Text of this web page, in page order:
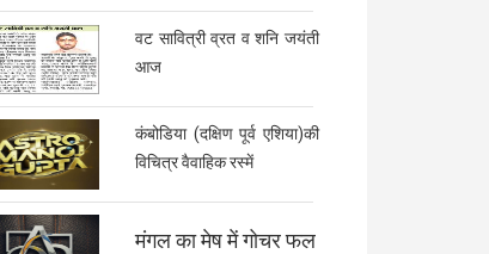
वट सावित्री व्रत व शनि जयंती
आज
कंबोडिया (दक्षिण पूर्व एशिया)की
विचित्र वैवाहिक रस्में
मंगल का मेष में गोचर फल